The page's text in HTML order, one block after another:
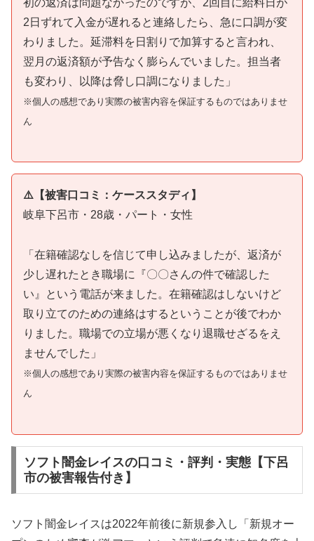
2日ずれて入金が遅れると連絡したら、急に口調が変
わりました。延滞料を日割りで加算すると言われ、
翌月の返済額が予告なく膨らんでいました。担当者
も変わり、以降は脅し口調になりました」
※個人の感想であり実際の被害内容を保証するものではありませ
ん
⚠️【被害口コミ：ケーススタディ】
岐阜下呂市・28歳・パート・女性
「在籍確認なしを信じて申し込みましたが、返済が
少し遅れたとき職場に『〇〇さんの件で確認した
い』という電話が来ました。在籍確認はしないけど
取り立てのための連絡はするということが後でわか
りました。職場での立場が悪くなり退職せざるをえ
ませんでした」
※個人の感想であり実際の被害内容を保証するものではありませ
ん
ソフト闇金レイスの口コミ・評判・実態【下呂
市の被害報告付き】
ソフト闇金レイスは2022年前後に新規参入し「新規オー